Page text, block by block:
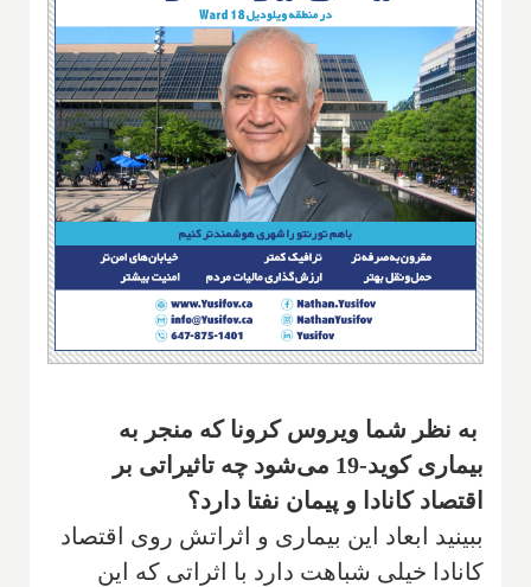
به نظر شما ویروس کرونا که منجر به
بیماری کوید-19 می‌شود چه تاثیراتی بر
اقتصاد کانادا و پیمان نفتا دارد؟
ببینید ابعاد این بیماری و اثراتش روی اقتصاد
کانادا خیلی شباهت دارد با اثراتی که این